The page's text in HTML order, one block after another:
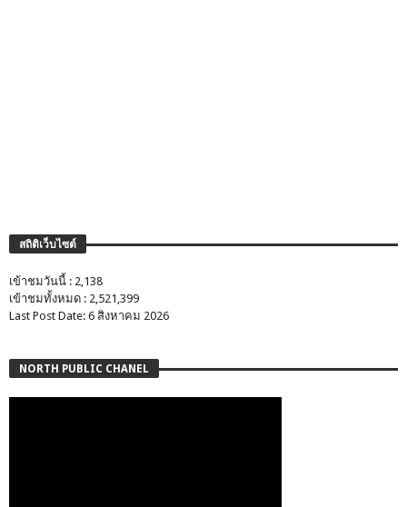
สถิติเว็บไซต์
เข้าชมวันนี้ : 2,138
เข้าชมทั้งหมด : 2,521,399
Last Post Date: 6 สิงหาคม 2026
NORTH PUBLIC CHANEL